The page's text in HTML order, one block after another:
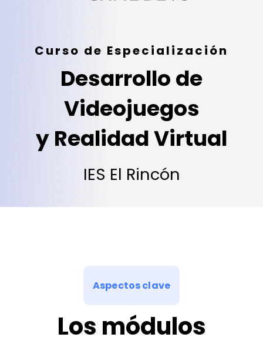
Curso de Especialización
Desarrollo de
Videojuegos
y Realidad Virtual
IES El Rincón
Aspectos clave
Los módulos